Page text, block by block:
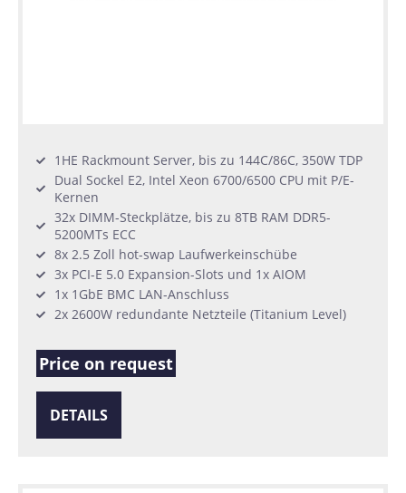
1HE Rackmount Server, bis zu 144C/86C, 350W TDP
Dual Sockel E2, Intel Xeon 6700/6500 CPU mit P/E-
Kernen
32x DIMM-Steckplätze, bis zu 8TB RAM DDR5-
5200MTs ECC
8x 2.5 Zoll hot-swap Laufwerkeinschübe
3x PCI-E 5.0 Expansion-Slots und 1x AIOM
1x 1GbE BMC LAN-Anschluss
2x 2600W redundante Netzteile (Titanium Level)
Price on request
DETAILS